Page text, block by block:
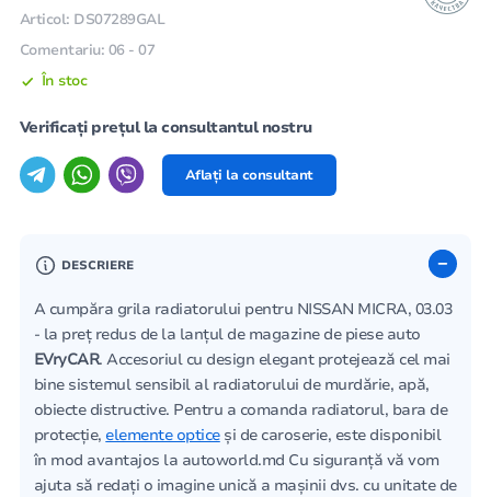
Articol: DS07289GAL
Comentariu: 06 - 07
În stoc
Verificați prețul la consultantul nostru
Aflați la consultant
DESCRIERE
A cumpăra grila radiatorului pentru NISSAN MICRA, 03.03
- la preț redus de la lanțul de magazine de piese auto
EVryCAR. Accesoriul cu design elegant protejează cel mai
bine sistemul sensibil al radiatorului de murdărie, apă,
obiecte distructive. Pentru a comanda radiatorul, bara de
protecție, elemente opticeși de caroserie, este disponibil
în mod avantajos la autoworld.md Cu siguranță vă vom
ajuta să redați o imagine unică a mașinii dvs. cu unitate de